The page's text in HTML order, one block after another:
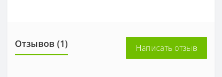
Отзывов (1) Написать отзыв